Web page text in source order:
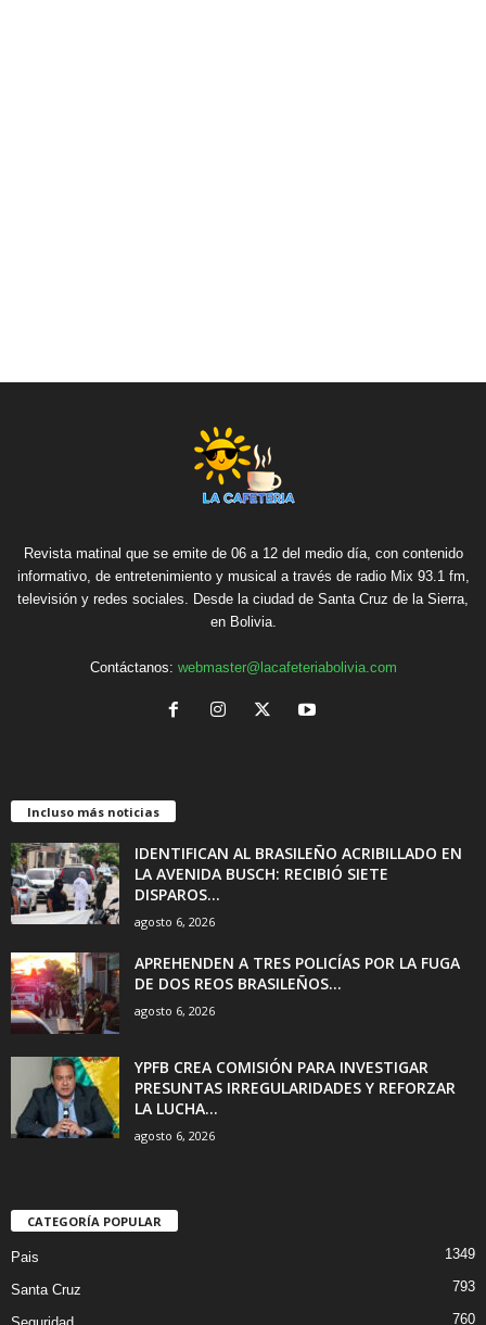
Revista matinal que se emite de 06 a 12 del medio día, con contenido
informativo, de entretenimiento y musical a través de radio Mix 93.1 fm,
televisión y redes sociales. Desde la ciudad de Santa Cruz de la Sierra,
en Bolivia.
Contáctanos: webmaster@lacafeteriabolivia.com
Incluso más noticias
IDENTIFICAN AL BRASILEÑO ACRIBILLADO EN
LA AVENIDA BUSCH: RECIBIÓ SIETE
DISPAROS...
agosto 6, 2026
APREHENDEN A TRES POLICÍAS POR LA FUGA
DE DOS REOS BRASILEÑOS...
agosto 6, 2026
YPFB CREA COMISIÓN PARA INVESTIGAR
PRESUNTAS IRREGULARIDADES Y REFORZAR
LA LUCHA...
agosto 6, 2026
CATEGORÍA POPULAR
Pais 1349
Santa Cruz 793
760